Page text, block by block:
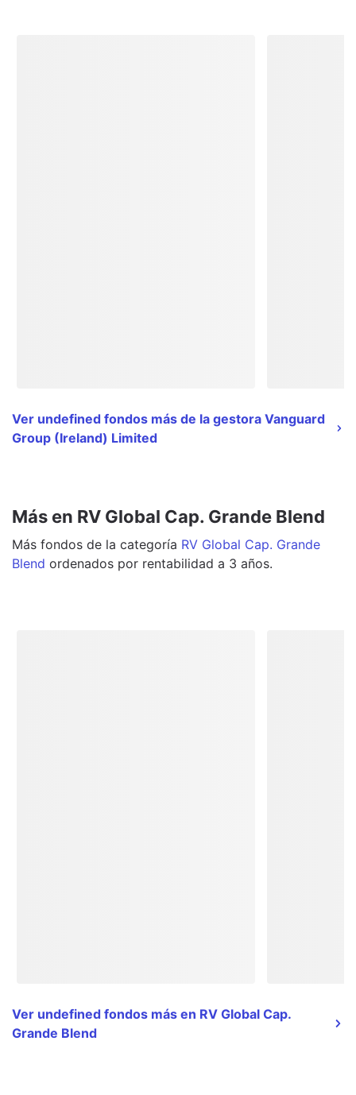
Ver undefined fondos más de la gestora Vanguard
Group (Ireland) Limited
Más en RV Global Cap. Grande Blend
Más fondos de la categoría RV Global Cap. Grande
Blend ordenados por rentabilidad a 3 años.
Ver undefined fondos más en RV Global Cap.
Grande Blend